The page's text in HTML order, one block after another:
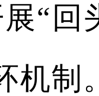
展“
机制